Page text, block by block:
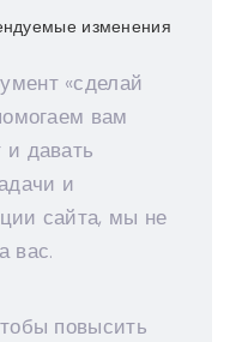
изменения
«сделай
вам
давать
и
сайта, мы не
вас.
повысить